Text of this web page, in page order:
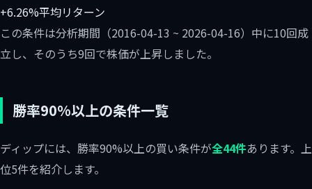
+6.26%平均リターン
この条件は分析期間（2016-04-13 ~ 2026-04-16）中に10回成
立し、そのうち9回で株価が上昇しました。
勝率90%以上の条件一覧
ディップには、勝率90%以上の買い条件が全44件あります。上
位5件を紹介します。